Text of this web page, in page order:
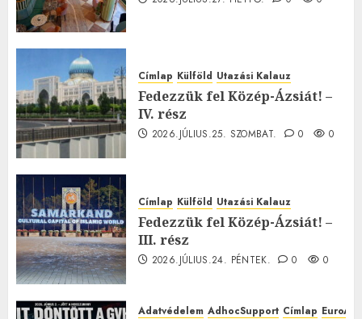
Címlap Külföld Utazási Kalauz
Fedezzük fel Közép-Ázsiát! –
IV. rész
2026.JÚLIUS.25. SZOMBAT. 0 0
Címlap Külföld Utazási Kalauz
Fedezzük fel Közép-Ázsiát! –
III. rész
2026.JÚLIUS.24. PÉNTEK. 0 0
Adatvédelem AdhocSupport Címlap